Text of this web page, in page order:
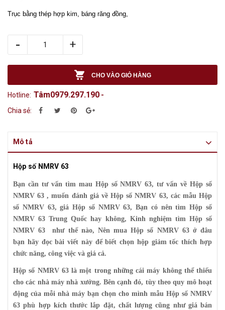
Trục bằng thép hợp kim, báng răng đồng,
- +
CHO VÀO GIỎ HÀNG
Hotline: Tâm0979.297.190 -
Chia sẻ:
Mô tả
Hộp số NMRV 63
Bạn cần tư vấn tìm mau Hộp số NMRV 63, tư vấn về Hộp số
NMRV 63 , muốn đánh giá về Hộp số NMRV 63, các mẫu Hộp
số NMRV 63, giá Hộp số NMRV 63, Bạn có nên tìm Hộp số
NMRV 63 Trung Quốc hay không, Kinh nghiệm tìm Hộp số
NMRV 63
như thế nào, Nên mua Hộp số NMRV 63 ở đâu
bạn hãy đọc bài viết này để biết chọn hộp giảm tốc thích hợp
chức năng, công việc và giá cả.
Hộp số NMRV 63 là một trong những cái máy không thể thiếu
cho các nhà máy nhà xưởng. Bên cạnh đó, tùy theo quy mô hoạt
động của mỗi nhà máy bạn chọn cho mình mẫu Hộp số NMRV
63 phù hợp kích thước lắp đặt, chất lượng cũng như giá bán